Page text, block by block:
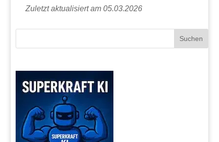
Zuletzt aktualisiert am 05.03.2026